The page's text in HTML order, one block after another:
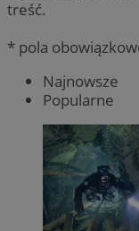
treść.
* pola
Najnowsze
Popularne